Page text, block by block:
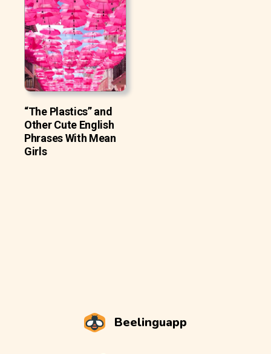
“The Plastics” and
Other Cute English
Phrases With Mean
Girls
Beelinguapp